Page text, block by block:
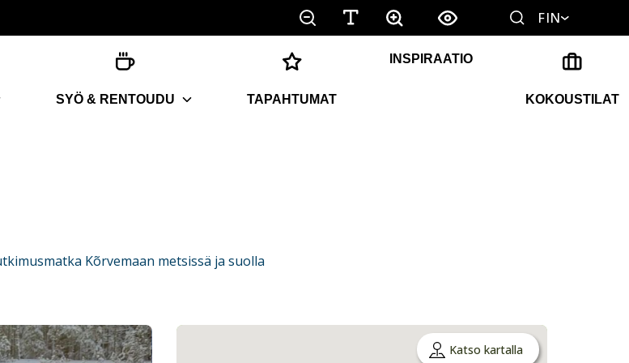
FIN
SYÖ & RENTOUDU TAPAHTUMAT
INSPIRAATIO
KOKOUSTILAT
Kõrvemaan metsissä ja suolla
Katso kartalla